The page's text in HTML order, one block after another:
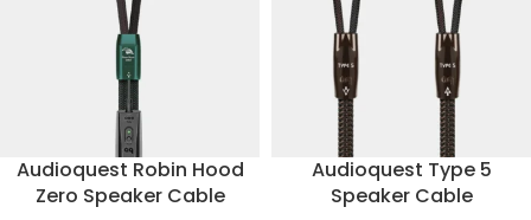
Audioquest Robin Hood
Zero Speaker Cable
Audioquest Type 5
Speaker Cable